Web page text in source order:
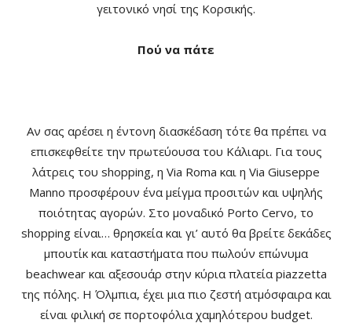
γειτονικό νησί της Κορσικής.
Πού να πάτε
Αν σας αρέσει η έντονη διασκέδαση τότε θα πρέπει να
επισκεφθείτε την πρωτεύουσα του Κάλιαρι. Για τους
λάτρεις του shopping, η Via Roma και η Via Giuseppe
Manno προσφέρουν ένα μείγμα προσιτών και υψηλής
ποιότητας αγορών. Στο μοναδικό Porto Cervo, το
shopping είναι… θρησκεία και γι’ αυτό θα βρείτε δεκάδες
μπουτίκ και καταστήματα που πωλούν επώνυμα
beachwear και αξεσουάρ στην κύρια πλατεία piazzetta
της πόλης. Η Όλμπια, έχει μια πιο ζεστή ατμόσφαιρα και
είναι φιλική σε πορτοφόλια χαμηλότερου budget.